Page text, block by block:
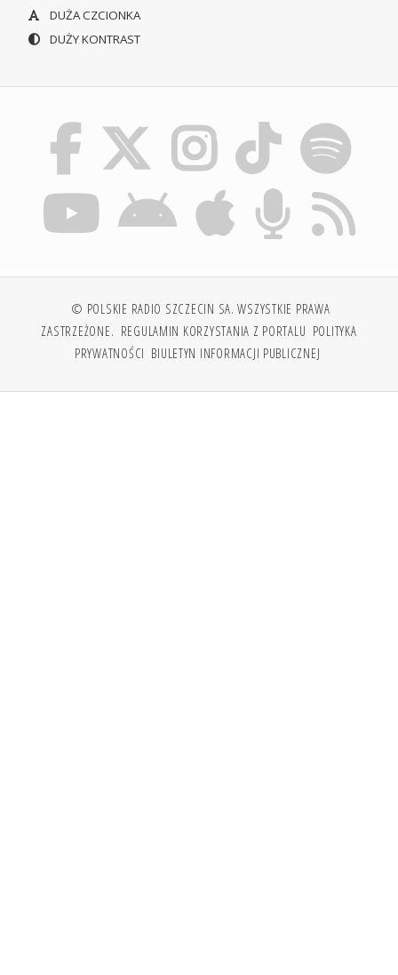
DUŻA CZCIONKA
DUŻY KONTRAST
© POLSKIE RADIO SZCZECIN SA. WSZYSTKIE PRAWA
ZASTRZEŻONE. REGULAMIN KORZYSTANIA Z PORTALU POLITYKA
PRYWATNOŚCI BIULETYN INFORMACJI PUBLICZNEJ